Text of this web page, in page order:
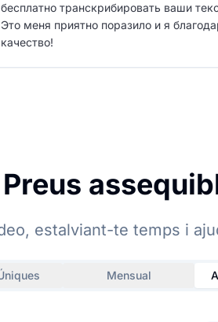
бесплатно транскрибировать ваши
Это меня приятно поразило и я
качество!
Preus
estalviant-te temps i
Mensual